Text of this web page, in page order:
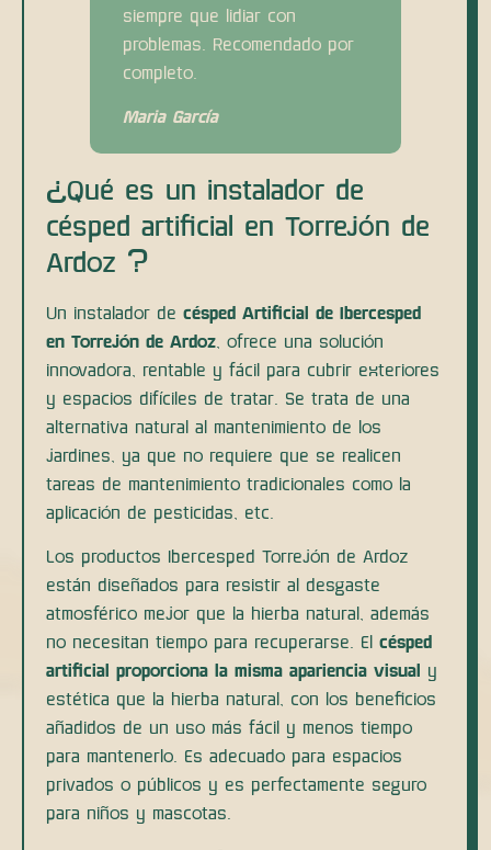
siempre que lidiar con
problemas. Recomendado por
completo.
Maria García
¿Qué es un instalador de
césped artificial en Torrejón de
Ardoz ?
Un instalador decésped Artificial de Ibercesped
en Torrejón de Ardoz, ofrece una solución
innovadora, rentable y fácil para cubrir exteriores
y espacios difíciles de tratar. Se trata de una
alternativa natural al mantenimiento de los
jardines, ya que no requiere que se realicen
tareas de mantenimiento tradicionales como la
aplicación de pesticidas, etc.
Los productos Ibercesped Torrejón de Ardoz
están diseñados para resistir al desgaste
atmosférico mejor que la hierba natural, además
no necesitan tiempo para recuperarse. Elcésped
artificial proporciona la misma apariencia visual
y
estética que la hierba natural, con los beneficios
añadidos de un uso más fácil y menos tiempo
para mantenerlo. Es adecuado para espacios
privados o públicos y es perfectamente seguro
para niños y mascotas.